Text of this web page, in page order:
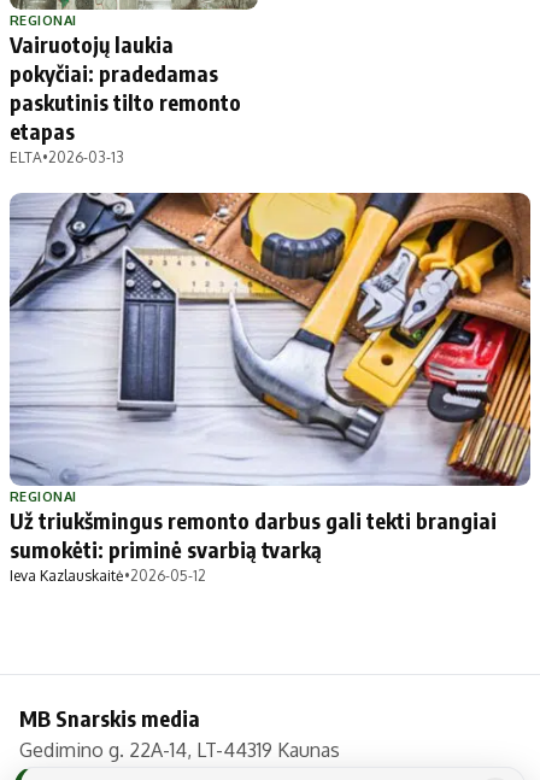
Panevėžio miesto
Šiaulių miesto
Alytaus miesto
Marijampolės
Redakcija
Apie mus
Autoriai
Kontaktai
Privatumo politika
Redakcijos politika
Receptai
REGIONAI
Vairuotojų laukia
pokyčiai: pradedamas
paskutinis tilto remonto
etapas
ELTA•2026-03-13
REGIONAI
Už triukšmingus remonto darbus gali tekti brangiai
sumokėti: priminė svarbią tvarką
Ieva Kazlauskaitė•2026-05-12
MB Snarskis media
Gedimino g. 22A-14, LT-44319 Kaunas